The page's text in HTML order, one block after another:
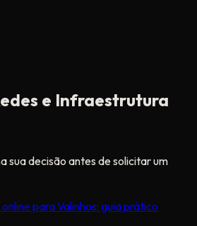
e Infraestrutura
sua decisão antes de solicitar um
para Valinhos: guia prático